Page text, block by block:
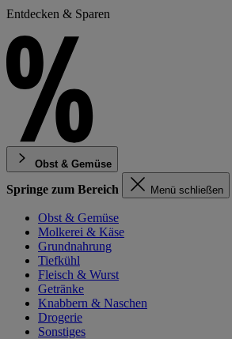
Entdecken & Sparen
Obst & Gemüse
Springe zum Bereich Menü schließen
Obst & Gemüse
Molkerei & Käse
Grundnahrung
Tiefkühl
Fleisch & Wurst
Getränke
Knabbern & Naschen
Drogerie
Sonstiges